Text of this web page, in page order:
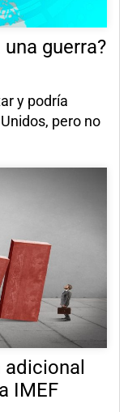
una guerra?
y podría
pero no
IMEF